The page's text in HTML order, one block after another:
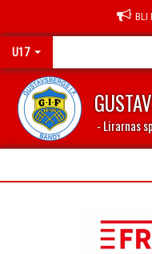
BLI
U17
- Lirarnas